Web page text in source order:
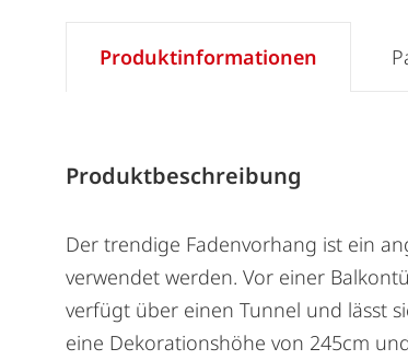
Produktinformationen
Produktbeschreibung
Der trendige Fadenvorhang ist ein
verwendet werden. Vor einer
verfügt über einen Tunnel und lässt
eine Dekorationshöhe von 245cm